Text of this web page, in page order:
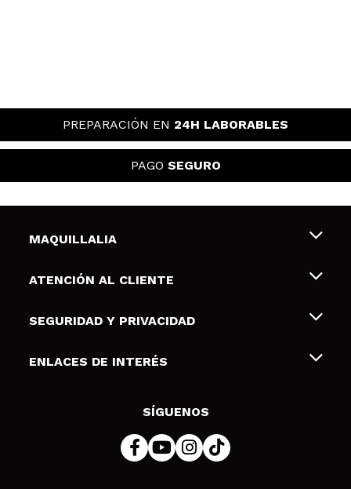
PREPARACIÓN EN 24H LABORABLES
PAGO SEGURO
MAQUILLALIA
Sobre nosotros
Tarjetas de Regalo
ATENCIÓN AL CLIENTE
Envíos y devoluciones
Formas de pago
SEGURIDAD Y PRIVACIDAD
Terminos y condiciones de uso
Política de cookies
ENLACES DE INTERÉS
SÍGUENOS